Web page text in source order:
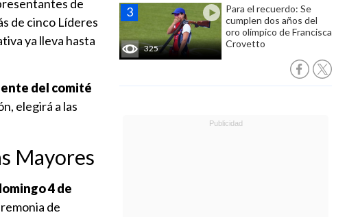
325
Para el recuerdo: Se
cumplen dos años del
oro olímpico de Francisca
Crovetto
de
de cinco Líderes
ya lleva hasta
del comité
elegirá a las
Mayores
4 de
de